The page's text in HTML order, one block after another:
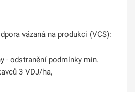
vázaná na produkci (VCS):
- odstranění podmínky min.
3 VDJ/ha,